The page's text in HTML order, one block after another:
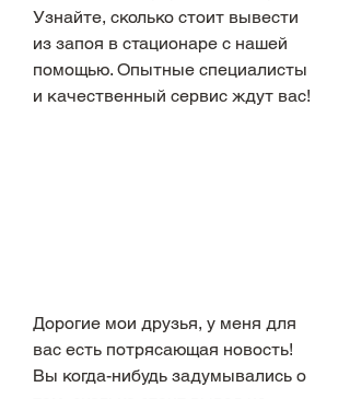
Узнайте, сколько стоит вывести
из запоя в стационаре с нашей
помощью. Опытные специалисты
и качественный сервис ждут вас!
Дорогие мои друзья, у меня для
вас есть потрясающая новость!
Вы когда-нибудь задумывались о